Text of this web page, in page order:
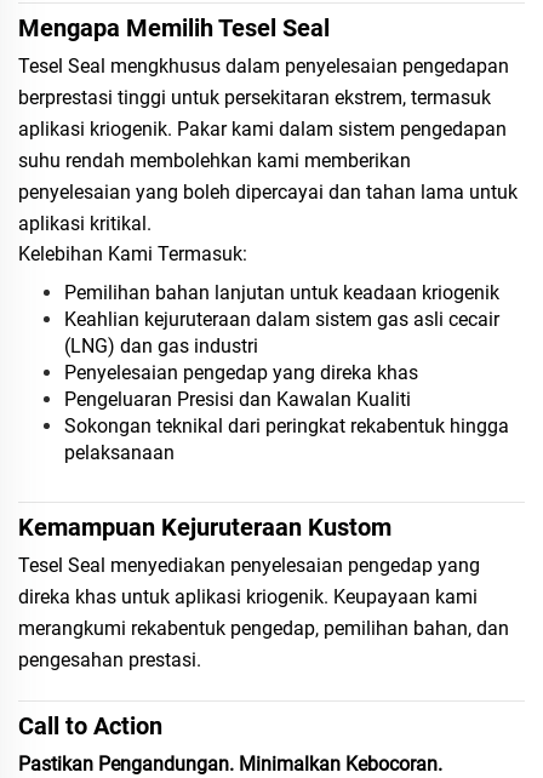
Mengapa Memilih Tesel Seal
Tesel Seal mengkhusus dalam penyelesaian pengedapan
berprestasi tinggi untuk persekitaran ekstrem, termasuk
aplikasi kriogenik. Pakar kami dalam sistem pengedapan
suhu rendah membolehkan kami memberikan
penyelesaian yang boleh dipercayai dan tahan lama untuk
aplikasi kritikal.
Kelebihan Kami Termasuk:
Pemilihan bahan lanjutan untuk keadaan kriogenik
Keahlian kejuruteraan dalam sistem gas asli cecair
(LNG) dan gas industri
Penyelesaian pengedap yang direka khas
Pengeluaran Presisi dan Kawalan Kualiti
Sokongan teknikal dari peringkat rekabentuk hingga
pelaksanaan
Kemampuan Kejuruteraan Kustom
Tesel Seal menyediakan penyelesaian pengedap yang
direka khas untuk aplikasi kriogenik. Keupayaan kami
merangkumi rekabentuk pengedap, pemilihan bahan, dan
pengesahan prestasi.
Call to Action
Pastikan Pengandungan. Minimalkan Kebocoran.